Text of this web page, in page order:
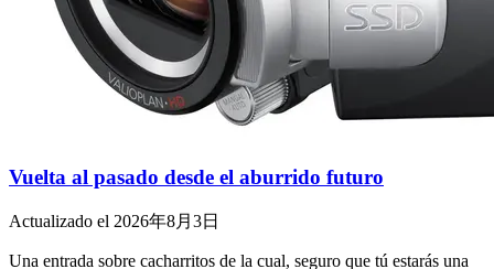
Vuelta al pasado desde el aburrido futuro
Actualizado el 2026年8月3日
Una entrada sobre cacharritos de la cual, seguro que tú estarás una